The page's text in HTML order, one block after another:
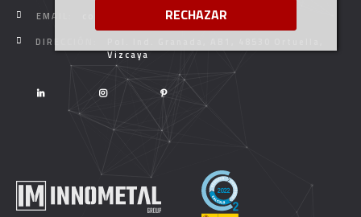
RECHAZAR
EMAIL:
comercial@innometalgroup.com
DIRECCIÓN:
Vizcaya